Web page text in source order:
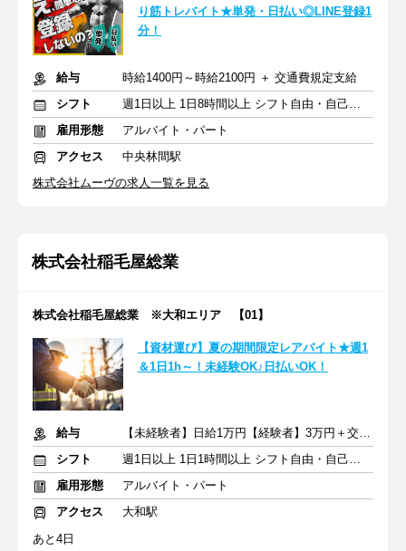
り筋トレバイト★単発・日払い◎LINE登録1
分！
給与
時給1400円～時給2100円 ＋ 交通費規定支給
シフト
週1日以上 1日8時間以上 シフト自由・自己申告
雇用形態
アルバイト・パート
アクセス
中央林間駅
株式会社ムーヴの求人一覧を見る
株式会社稲毛屋総業
株式会社稲毛屋総業 ※大和エリア 【01】
【資材運び】夏の期間限定レアバイト★週1
＆1日1h～！未経験OK♪日払いOK！
給与
【未経験者】日給1万円【経験者】3万円＋交通費支給
シフト
週1日以上 1日1時間以上 シフト自由・自己申告
雇用形態
アルバイト・パート
アクセス
大和駅
あと4日